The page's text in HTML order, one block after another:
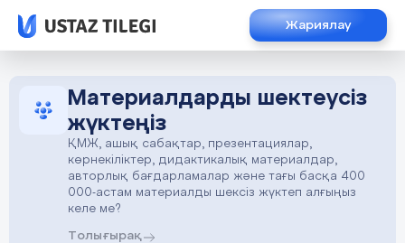
Жариялау
Материалдарды шектеусіз
жүктеңіз
ҚМЖ, ашық сабақтар, презентациялар,
көрнекіліктер, дидактикалық материалдар,
авторлық бағдарламалар және тағы басқа 400
000-астам материалды шексіз жүктеп алғыңыз
келе ме?
Толығырақ